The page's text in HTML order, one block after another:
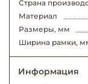
Страна
Материал
Размеры, мм
Ширина рамки,
Информация